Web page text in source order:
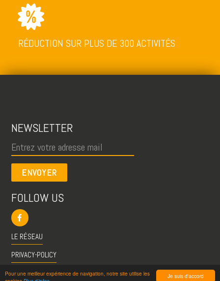
Je suis d'accord
Pour une meilleur expérience de navigation, notre site utilise les
RÉDUCTION SUR PLUS DE 300 ACTIVITÉS
NEWSLETTER
ENVOYER
FOLLOW US
LE RÉSEAU
PRIVACY-POLICY
CGU